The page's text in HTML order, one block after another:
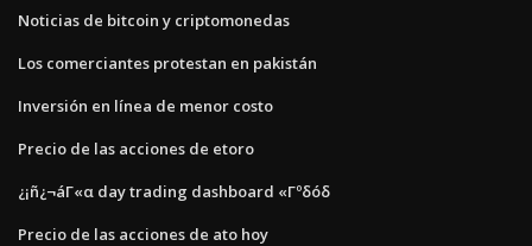
Noticias de bitcoin y criptomonedas
Los comerciantes protestan en pakistán
Inversión en línea de menor costo
Precio de las acciones de etoro
¿¡ñ¿¬áΓ«α day trading dashboard «Γºδóδ
Precio de las acciones de ato hoy